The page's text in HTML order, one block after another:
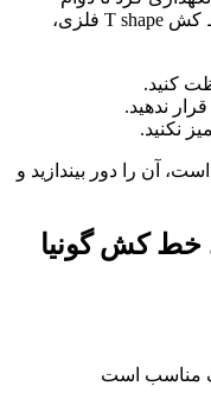
بیشتری داشته باشد. برای نگهداری از خط کش T shape فلزی،
کنید.
ندهید.
نکنید.
آن را دور بیندازید و
خط کش گونیا
مناسب است